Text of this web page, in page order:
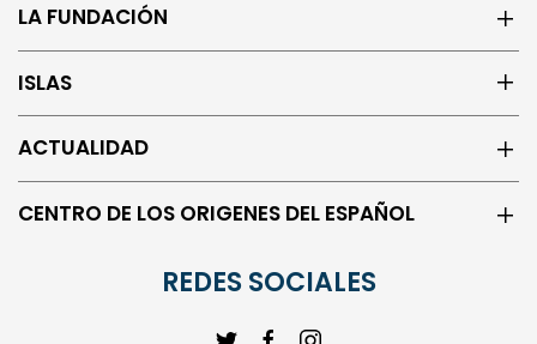
LA FUNDACIÓN
ISLAS
ACTUALIDAD
CENTRO DE LOS ORIGENES DEL ESPAÑOL
REDES SOCIALES